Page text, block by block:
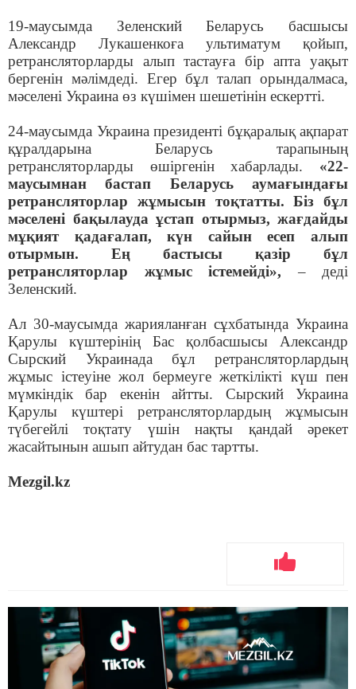
19-маусымда Зеленский Беларусь басшысы
Александр Лукашенкоға ультиматум қойып,
ретрансляторларды алып тастауға бір апта уақыт
бергенін мәлімдеді. Егер бұл талап орындалмаса,
мәселені Украина өз күшімен шешетінін ескертті.
24-маусымда Украина президенті бұқаралық ақпарат
құралдарына Беларусь тарапының
ретрансляторларды өшіргенін хабарлады. «22-
маусымнан бастап Беларусь аумағындағы
ретрансляторлар жұмысын тоқтатты. Біз бұл
мәселені бақылауда ұстап отырмыз, жағдайды
мұқият қадағалап, күн сайын есеп алып
отырмын. Ең бастысы қазір бұл
ретрансляторлар жұмыс істемейді»,– деді
Зеленский.
Ал 30-маусымда жарияланған сұхбатында Украина
Қарулы күштерінің Бас қолбасшысы Александр
Сырский Украинада бұл ретрансляторлардың
жұмыс істеуіне жол бермеуге жеткілікті күш пен
мүмкіндік бар екенін айтты. Сырский Украина
Қарулы күштері ретрансляторлардың жұмысын
түбегейлі тоқтату үшін нақты қандай әрекет
жасайтынын ашып айтудан бас тартты.
Mezgil.kz